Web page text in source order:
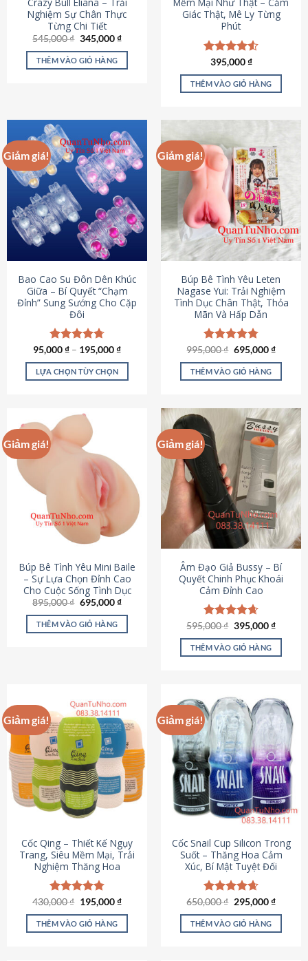
Crazy Bull Eliana – Trải
Nghiệm Sự Chân Thực
Từng Chi Tiết
545,000₫ Giá
là:
545,000 ₫.
345,000₫Giá
tại
THÊM VÀO GIỎ HÀNG
Mềm Mại Như Thật – Cảm
Giác Thật, Mê Ly Từng
Phút
Được xếp
hạng4.53
5 sao
395,000₫
THÊM VÀO GIỎ HÀNG
Giảm giá!
Bao Cao Su Đôn Dên Khúc
Giữa – Bí Quyết “Chạm
Đỉnh” Sung Sướng Cho Cặp
Đôi
Được xếp
hạng4.70
5 sao
95,000₫ – 195,000₫
LỰA CHỌN TÙY CHỌN
này
nhiều
biến
thể.
chọn
thể
chọn
trên
trang
sản
phẩm
Giảm giá!
Búp Bê Tình Yêu Leten
Nagase Yui: Trải Nghiệm
Tình Dục Chân Thật, Thỏa
Mãn Và Hấp Dẫn
Được xếp
hạng4.80
5 sao
995,000₫ Giá
là:
995,000 ₫.
695,000₫Giá
tại
THÊM VÀO GIỎ HÀNG
Giảm giá!
Búp Bê Tình Yêu Mini Baile
– Sự Lựa Chọn Đỉnh Cao
Cho Cuộc Sống Tình Dục
895,000₫ Giá
là:
895,000 ₫.
695,000₫Giá
tại
THÊM VÀO GIỎ HÀNG
Giảm giá!
Âm Đạo Giả Bussy – Bí
Quyết Chinh Phục Khoái
Cảm Đỉnh Cao
Được xếp
hạng4.64
5 sao
595,000₫ Giá
là:
595,000 ₫.
395,000₫Giá
tại
THÊM VÀO GIỎ HÀNG
Giảm giá!
Cốc Qing – Thiết Kế Ngụy
Trang, Siêu Mềm Mại, Trải
Nghiệm Thăng Hoa
Được xếp
hạng4.78
5 sao
430,000₫ Giá
là:
430,000 ₫.
195,000₫Giá
tại
THÊM VÀO GIỎ HÀNG
Giảm giá!
Cốc Snail Cup Silicon Trong
Suốt – Thăng Hoa Cảm
Xúc, Bí Mật Tuyệt Đối
Được xếp
hạng4.69
5 sao
650,000₫ Giá
là:
650,000 ₫.
295,000₫Giá
tại
THÊM VÀO GIỎ HÀNG